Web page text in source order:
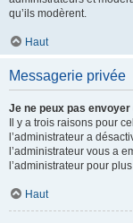
qu’ils modèrent.
Haut
Messagerie privée
Je ne peux pas
Il y a trois raisons pour
l’administrateur a
l’administrateur vous a
l’administrateur pour
Haut